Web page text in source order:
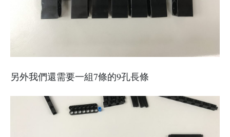
另外我們還需要一組7條的9孔長條